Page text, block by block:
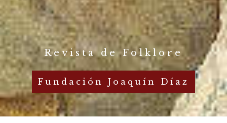
Revista de Folklore
Fundación Joaquín Díaz